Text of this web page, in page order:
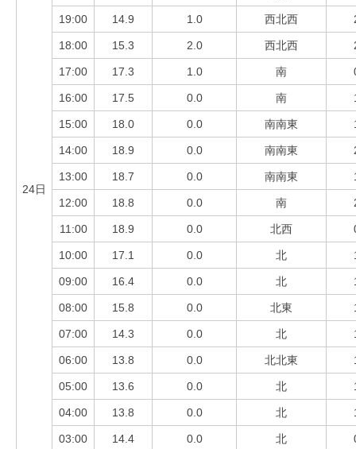
24日
19:00 14.9 1.0 西北西
18:00 15.3 2.0 西北西
17:00 17.3 1.0 南
16:00 17.5 0.0 南
15:00 18.0 0.0 南南東
14:00 18.9 0.0 南南東
13:00 18.7 0.0 南南東
12:00 18.8 0.0 南
11:00 18.9 0.0 北西
10:00 17.1 0.0 北
09:00 16.4 0.0 北
08:00 15.8 0.0 北東
07:00 14.3 0.0 北
06:00 13.8 0.0 北北東
05:00 13.6 0.0 北
04:00 13.8 0.0 北
03:00 14.4 0.0 北